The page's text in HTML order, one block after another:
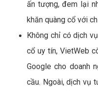
ấn tượng, đem lại
khăn quàng cổ với
Không chỉ có dịch
cổ uy tín, VietWeb
Google cho doanh
cầu. Ngoài, dịch vụ